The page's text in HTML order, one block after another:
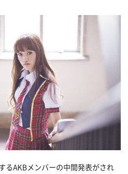
るAKBメンバーの中間発表がされ